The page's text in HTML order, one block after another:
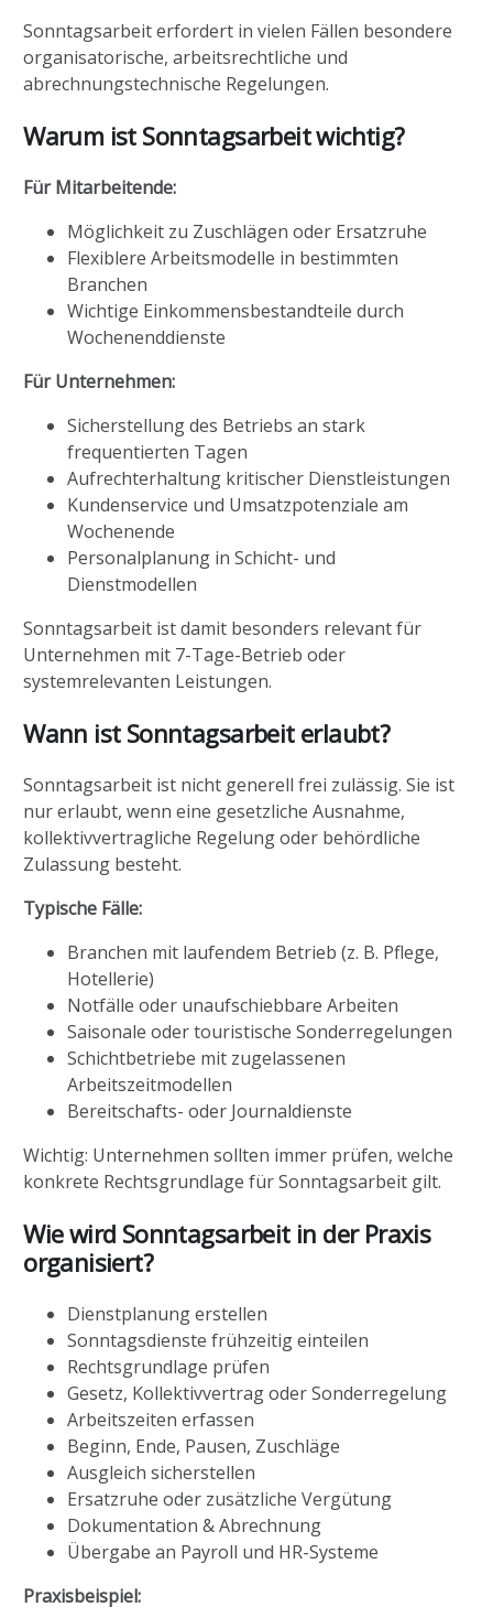
Sonntagsarbeit erfordert in vielen Fällen besondere
organisatorische, arbeitsrechtliche und
abrechnungstechnische Regelungen.
Warum ist Sonntagsarbeit wichtig?
Für Mitarbeitende:
Möglichkeit zu Zuschlägen oder Ersatzruhe
Flexiblere Arbeitsmodelle in bestimmten
Branchen
Wichtige Einkommensbestandteile durch
Wochenenddienste
Für Unternehmen:
Sicherstellung des Betriebs an stark
frequentierten Tagen
Aufrechterhaltung kritischer Dienstleistungen
Kundenservice und Umsatzpotenziale am
Wochenende
Personalplanung in Schicht- und
Dienstmodellen
Sonntagsarbeit ist damit besonders relevant für
Unternehmen mit 7-Tage-Betrieb oder
systemrelevanten Leistungen.
Wann ist Sonntagsarbeit erlaubt?
Sonntagsarbeit ist nicht generell frei zulässig. Sie ist
nur erlaubt, wenn eine gesetzliche Ausnahme,
kollektivvertragliche Regelung oder behördliche
Zulassung besteht.
Typische Fälle:
Branchen mit laufendem Betrieb (z. B. Pflege,
Hotellerie)
Notfälle oder unaufschiebbare Arbeiten
Saisonale oder touristische Sonderregelungen
Schichtbetriebe mit zugelassenen
Arbeitszeitmodellen
Bereitschafts- oder Journaldienste
Wichtig: Unternehmen sollten immer prüfen, welche
konkrete Rechtsgrundlage für Sonntagsarbeit gilt.
Wie wird Sonntagsarbeit in der Praxis
organisiert?
Dienstplanung erstellen
Sonntagsdienste frühzeitig einteilen
Rechtsgrundlage prüfen
Gesetz, Kollektivvertrag oder Sonderregelung
Arbeitszeiten erfassen
Beginn, Ende, Pausen, Zuschläge
Ausgleich sicherstellen
Ersatzruhe oder zusätzliche Vergütung
Dokumentation & Abrechnung
Übergabe an Payroll und HR-Systeme
Praxisbeispiel: